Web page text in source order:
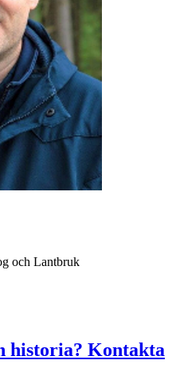
och Lantbruk
historia? Kontakta